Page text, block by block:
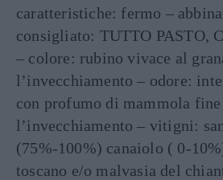
caratteristiche: fermo –
consigliato: TUTTO PASTO,
– colore: rubino vivace al
l’invecchiamento – odore:
con profumo di mammola fine
l’invecchiamento – vitigni:
(75%-100%) canaiolo ( 0-
toscano e/o malvasia del